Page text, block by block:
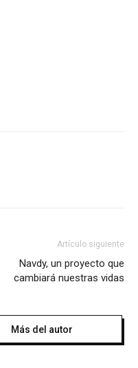
Artículo siguiente
Navdy, un proyecto que
cambiará nuestras vidas
Más del autor